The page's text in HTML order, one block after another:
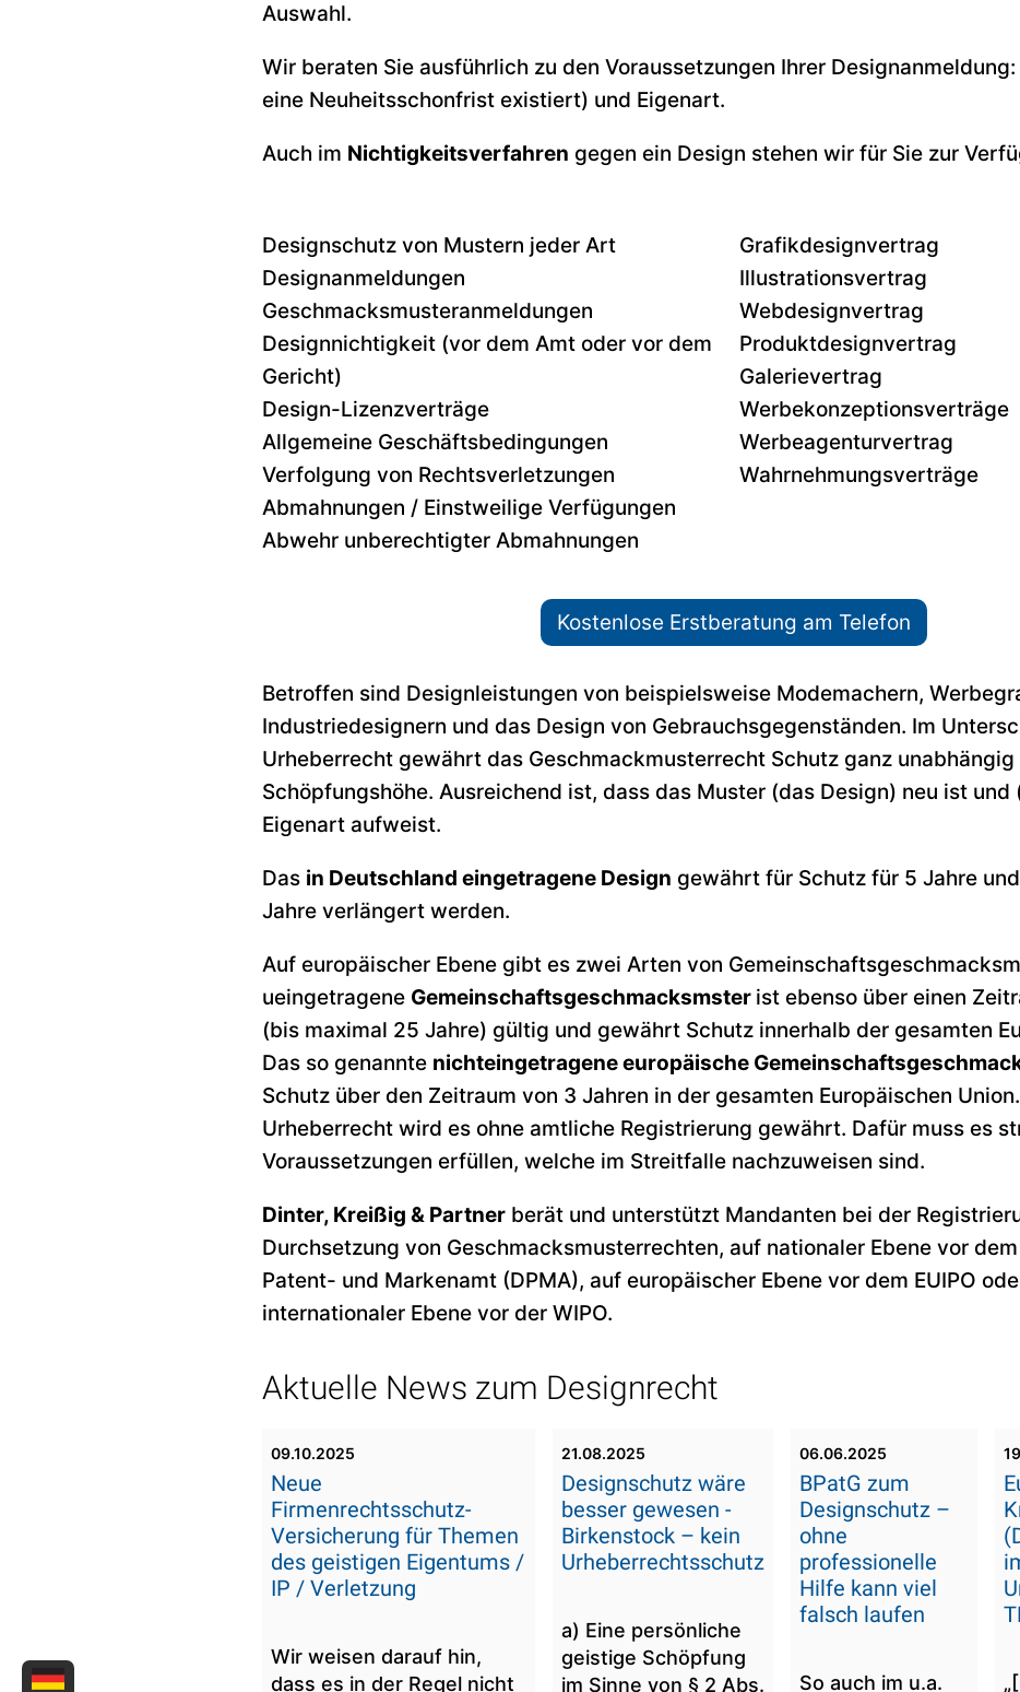
Auswahl.
Wir beraten Sie ausführlich zu den Voraussetzungen Ihrer
eine Neuheitsschonfrist existiert) und Eigenart.
Auch im Nichtigkeitsverfahren gegen ein Design stehen wir für Sie zur
Designschutz von Mustern jeder Art
Designanmeldungen
Geschmacksmusteranmeldungen
Designnichtigkeit (vor dem Amt oder vor dem
Gericht)
Design-Lizenzverträge
Allgemeine Geschäftsbedingungen
Verfolgung von Rechtsverletzungen
Abmahnungen / Einstweilige Verfügungen
Abwehr unberechtigter Abmahnungen
Grafikdesignvertrag
Illustrationsvertrag
Webdesignvertrag
Produktdesignvertrag
Galerievertrag
Werbekonzeptionsverträge
Werbeagenturvertrag
Wahrnehmungsverträge
Kostenlose Erstberatung am Telefon
Betroffen sind Designleistungen von beispielsweise Modemachern,
Industriedesignern und das Design von Gebrauchsgegenständen. Im
Urheberrecht gewährt das Geschmackmusterrecht Schutz ganz unabhängig
Schöpfungshöhe. Ausreichend ist, dass das Muster (das Design) neu ist und
Eigenart aufweist.
Das in Deutschland eingetragene Design gewährt für Schutz für 5 Jahre
Jahre verlängert werden.
Auf europäischer Ebene gibt es zwei Arten von
ueingetragene Gemeinschaftsgeschmacksmster ist ebenso über einen
(bis maximal 25 Jahre) gültig und gewährt Schutz innerhalb der gesamten
Das so genannte nichteingetragene europäische
Schutz über den Zeitraum von 3 Jahren in der gesamten Europäischen
Urheberrecht wird es ohne amtliche Registrierung gewährt. Dafür muss es
Voraussetzungen erfüllen, welche im Streitfalle nachzuweisen sind.
Dinter, Kreißig & Partner berät und unterstützt Mandanten bei der
Durchsetzung von Geschmacksmusterrechten, auf nationaler Ebene vor
Patent- und Markenamt (DPMA), auf europäischer Ebene vor dem EUIPO
internationaler Ebene vor der WIPO.
Aktuelle News zum Designrecht
09.10.2025
Neue
Firmenrechtsschutz-
Versicherung für Themen
des geistigen Eigentums /
IP / Verletzung
Wir weisen darauf hin,
dass es in der Regel nicht
21.08.2025
Designschutz wäre
besser gewesen -
Birkenstock – kein
Urheberrechtsschutz
a) Eine persönliche
geistige Schöpfung
im Sinne von § 2 Abs.
06.06.2025
BPatG zum
Designschutz –
ohne
professionelle
Hilfe kann viel
falsch laufen
So auch im u.a.